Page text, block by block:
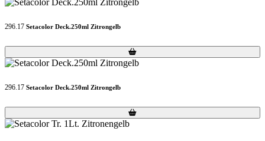
296.17 Setacolor Deck.250ml Zitrongelb
Loading...
Loading...
296.17 Setacolor Deck.250ml Zitrongelb
Loading...
Loading...